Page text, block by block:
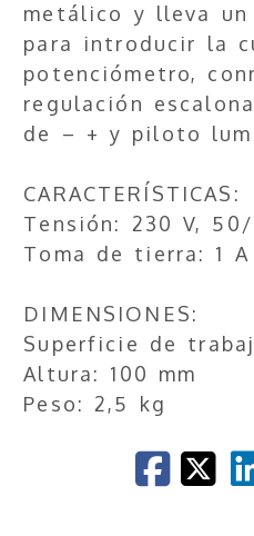
metálico y lleva un
para introducir la
potenciómetro,
regulación
de – + y piloto
CARACTERÍSTICAS:
Tensión: 230 V,
Toma de tierra: 1 A
DIMENSIONES:
Superficie de
Altura: 100 mm
Peso: 2,5 kg